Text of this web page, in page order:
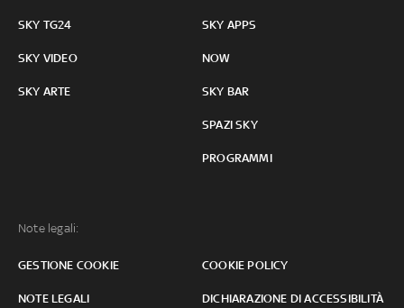
SKY TG24
SKY VIDEO
SKY ARTE
SKY APPS
NOW
SKY BAR
SPAZI SKY
PROGRAMMI
Note legali:
GESTIONE COOKIE COOKIE POLICY
NOTE LEGALI DICHIARAZIONE DI ACCESSIBILITÀ